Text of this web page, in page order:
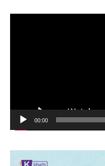
00:00